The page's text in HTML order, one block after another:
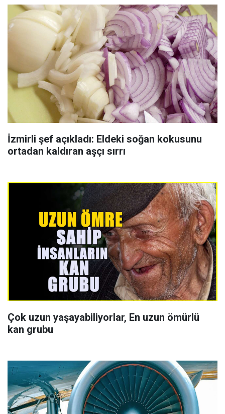
İzmirli şef açıkladı: Eldeki soğan kokusunu
ortadan kaldıran aşçı sırrı
Çok uzun yaşayabiliyorlar, En uzun ömürlü
kan grubu